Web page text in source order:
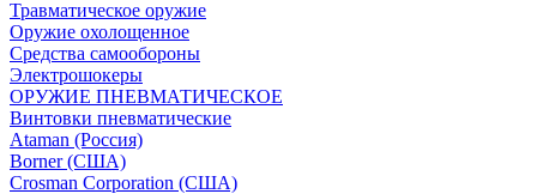
Травматическое оружие
Оружие охолощенное
Средства самообороны
Электрошокеры
ОРУЖИЕ ПНЕВМАТИЧЕСКОЕ
Винтовки пневматические
Ataman (Россия)
Borner (США)
Crosman Corporation (США)